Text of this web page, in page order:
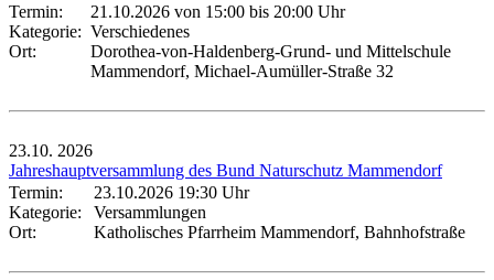
Termin:
21.10.2026 von 15:00 bis 20:00 Uhr
Kategorie: Verschiedenes
Ort:
Dorothea-von-Haldenberg-Grund- und Mittelschule
Mammendorf, Michael-Aumüller-Straße 32
23.10. 2026
Jahreshauptversammlung des Bund Naturschutz Mammendorf
Termin:
23.10.2026 19:30 Uhr
Kategorie:
Versammlungen
Ort:
Katholisches Pfarrheim Mammendorf, Bahnhofstraße